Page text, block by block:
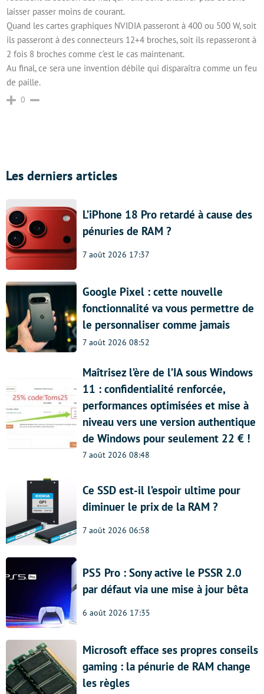
laisser passer moins de courant.
Quand les cartes graphiques NVIDIA passeront à 400 ou 500 W, soit
ils passeront à des connecteurs 12+4 broches, soit ils repasseront à
2 fois 8 broches comme c’est le cas maintenant.
Au final, ce sera une invention débile qui disparaîtra comme un feu
de paille.
0
Les derniers articles
L’iPhone 18 Pro retardé à cause des
pénuries de RAM ?
7 août 2026 17:37
Google Pixel : cette nouvelle
fonctionnalité va vous permettre de
le personnaliser comme jamais
7 août 2026 08:52
Maîtrisez l’ère de l’IA sous Windows
11 : confidentialité renforcée,
performances optimisées et mise à
niveau vers une version authentique
de Windows pour seulement 22 € !
7 août 2026 08:48
Ce SSD est-il l’espoir ultime pour
diminuer le prix de la RAM ?
7 août 2026 06:58
PS5 Pro : Sony active le PSSR 2.0
par défaut via une mise à jour bêta
6 août 2026 17:35
Microsoft efface ses propres conseils
gaming : la pénurie de RAM change
les règles